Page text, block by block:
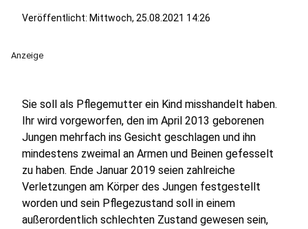
Veröffentlicht: Mittwoch, 25.08.2021 14:26
Anzeige
Sie soll als Pflegemutter ein Kind misshandelt haben.
Ihr wird vorgeworfen, den im April 2013 geborenen
Jungen mehrfach ins Gesicht geschlagen und ihn
mindestens zweimal an Armen und Beinen gefesselt
zu haben. Ende Januar 2019 seien zahlreiche
Verletzungen am Körper des Jungen festgestellt
worden und sein Pflegezustand soll in einem
außerordentlich schlechten Zustand gewesen sein,